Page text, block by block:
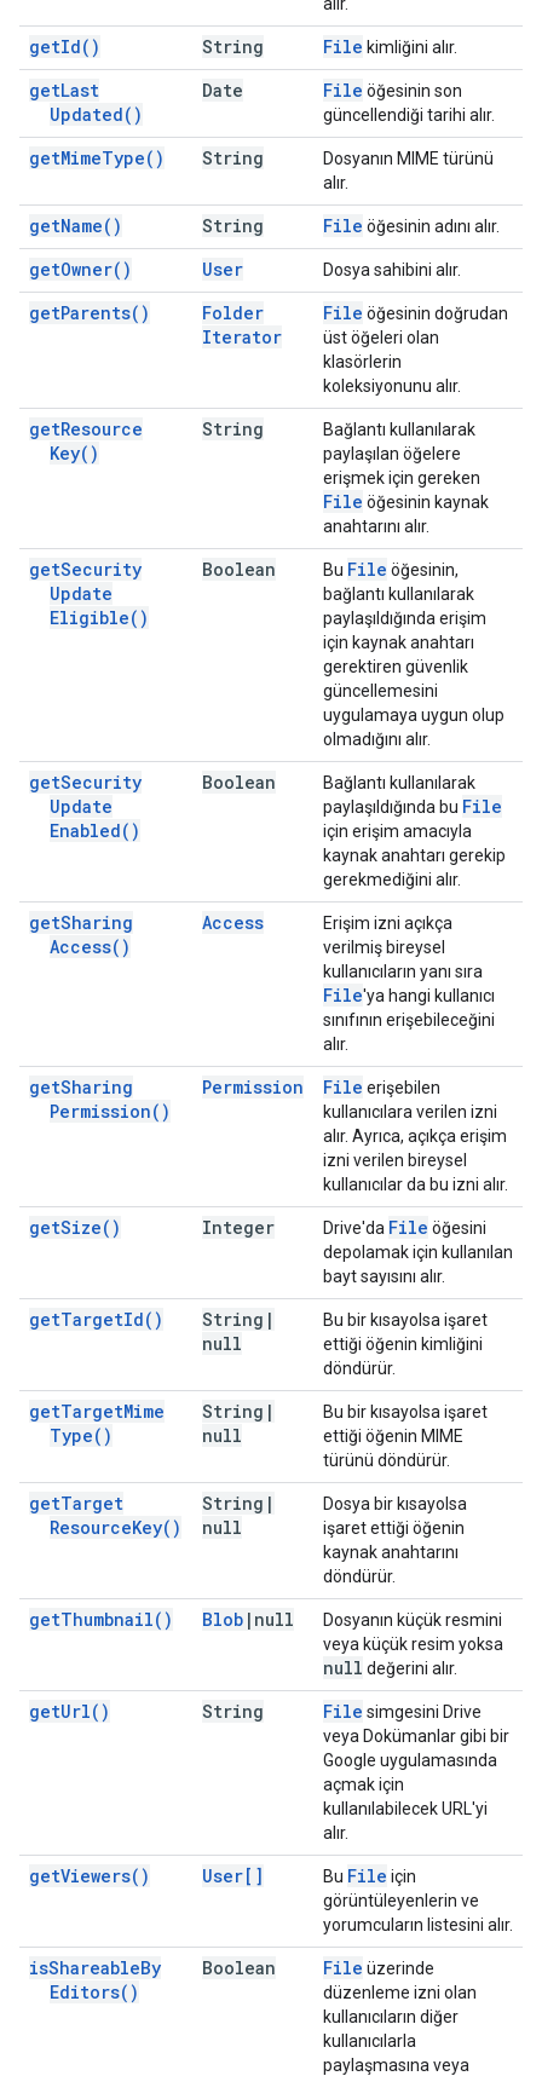
getId( ) String File kimliğini alır.
getLast
Updated( )
Date File öğesinin son
güncellendiği tarihi alır.
getMimeType( ) String
Dosyanın MIME türünü
alır.
getName( ) String File öğesinin adını alır.
getOwner( ) User Dosya sahibini alır.
getParents( )
Folder
Iterator
File öğesinin doğrudan
üst öğeleri olan
klasörlerin
koleksiyonunu alır.
getResource
Key( )
String
Bağlantı kullanılarak
paylaşılan öğelere
erişmek için gereken
File öğesinin kaynak
anahtarını alır.
getSecurity
Update
Eligible( )
Boolean Bu File öğesinin,
bağlantı kullanılarak
paylaşıldığında erişim
için kaynak anahtarı
gerektiren güvenlik
güncellemesini
uygulamaya uygun olup
olmadığını alır.
getSecurity
Update
Enabled( )
Boolean
Bağlantı kullanılarak
paylaşıldığında bu File
için erişim amacıyla
kaynak anahtarı gerekip
gerekmediğini alır.
getSharing
Access( )
Access
Erişim izni açıkça
verilmiş bireysel
kullanıcıların yanı sıra
File'ya hangi kullanıcı
sınıfının erişebileceğini
alır.
getSharing
Permission( )
Permission File erişebilen
kullanıcılara verilen izni
alır. Ayrıca, açıkça erişim
izni verilen bireysel
kullanıcılar da bu izni alır.
getSize( ) Integer Drive'da File öğesini
depolamak için kullanılan
bayt sayısını alır.
getTargetId( ) String |
null
Bu bir kısayolsa işaret
ettiği öğenin kimliğini
döndürür.
getTargetMime
Type( )
String |
null
Bu bir kısayolsa işaret
ettiği öğenin MIME
türünü döndürür.
getTarget
ResourceKey( )
String |
null
Dosya bir kısayolsa
işaret ettiği öğenin
kaynak anahtarını
döndürür.
getThumbnail( ) Blob | null
Dosyanın küçük resmini
veya küçük resim yoksa
null değerini alır.
getUrl( ) String File simgesini Drive
veya Dokümanlar gibi bir
Google uygulamasında
açmak için
kullanılabilecek URL'yi
alır.
getViewers( ) User[] Bu File için
görüntüleyenlerin ve
yorumcuların listesini alır.
isShareableBy
Editors( )
Boolean File üzerinde
düzenleme izni olan
kullanıcıların diğer
kullanıcılarla
paylaşmasına veya